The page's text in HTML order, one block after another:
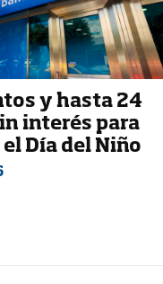
y hasta 24
interés para
Día del Niño